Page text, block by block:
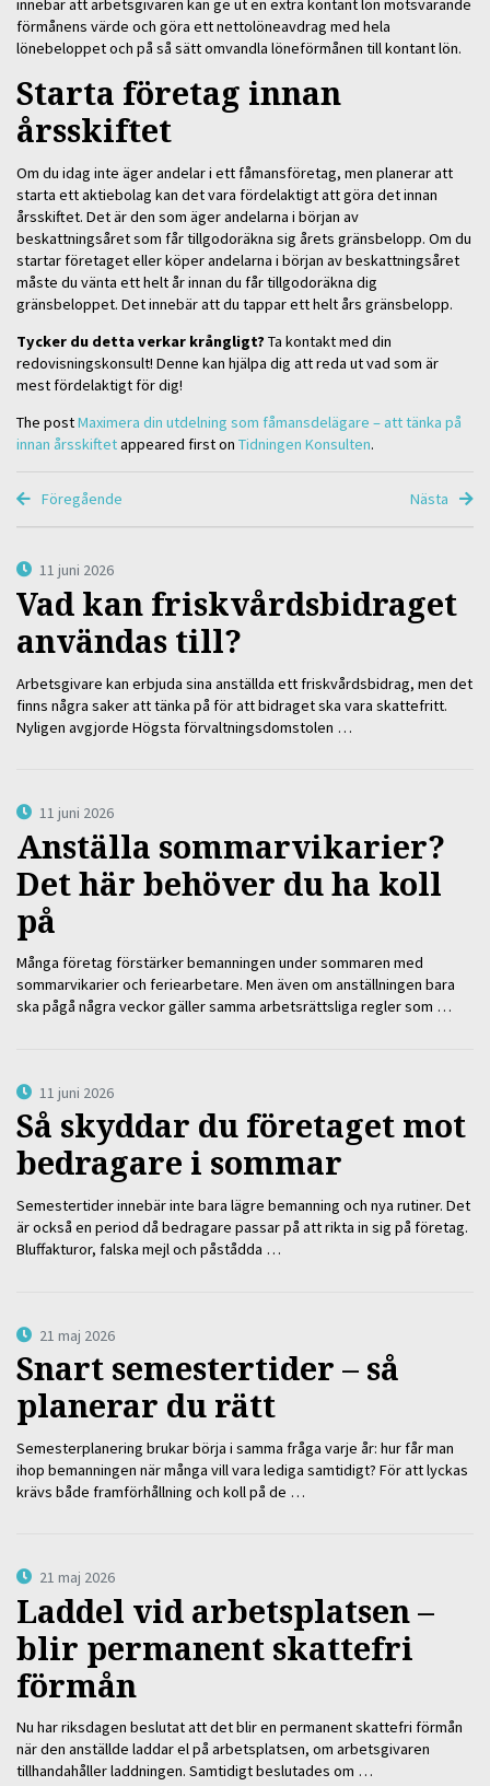
innebär att arbetsgivaren kan ge ut en extra kontant lön motsvarande
förmånens värde och göra ett nettolöneavdrag med hela
lönebeloppet och på så sätt omvandla löneförmånen till kontant lön.
Starta företag innan
årsskiftet
Om du idag inte äger andelar i ett fåmansföretag, men planerar att
starta ett aktiebolag kan det vara fördelaktigt att göra det innan
årsskiftet. Det är den som äger andelarna i början av
beskattningsåret som får tillgodoräkna sig årets gränsbelopp. Om du
startar företaget eller köper andelarna i början av beskattningsåret
måste du vänta ett helt år innan du får tillgodoräkna dig
gränsbeloppet. Det innebär att du tappar ett helt års gränsbelopp.
Tycker du detta verkar krångligt? Ta kontakt med din
redovisningskonsult! Denne kan hjälpa dig att reda ut vad som är
mest fördelaktigt för dig!
The postMaximera din utdelning som fåmansdelägare – att tänka på
innan årsskiftetappeared first on Tidningen Konsulten.
Föregående Nästa
11 juni 2026
Vad kan friskvårdsbidraget
användas till?
Arbetsgivare kan erbjuda sina anställda ett friskvårdsbidrag, men det
finns några saker att tänka på för att bidraget ska vara skattefritt.
Nyligen avgjorde Högsta förvaltningsdomstolen …
11 juni 2026
Anställa sommarvikarier?
Det här behöver du ha koll
på
Många företag förstärker bemanningen under sommaren med
sommarvikarier och feriearbetare. Men även om anställningen bara
ska pågå några veckor gäller samma arbetsrättsliga regler som …
11 juni 2026
Så skyddar du företaget mot
bedragare i sommar
Semestertider innebär inte bara lägre bemanning och nya rutiner. Det
är också en period då bedragare passar på att rikta in sig på företag.
Bluffakturor, falska mejl och påstådda …
21 maj 2026
Snart semestertider – så
planerar du rätt
Semesterplanering brukar börja i samma fråga varje år: hur får man
ihop bemanningen när många vill vara lediga samtidigt? För att lyckas
krävs både framförhållning och koll på de …
21 maj 2026
Laddel vid arbetsplatsen –
blir permanent skattefri
förmån
Nu har riksdagen beslutat att det blir en permanent skattefri förmån
när den anställde laddar el på arbetsplatsen, om arbetsgivaren
tillhandahåller laddningen. Samtidigt beslutades om …